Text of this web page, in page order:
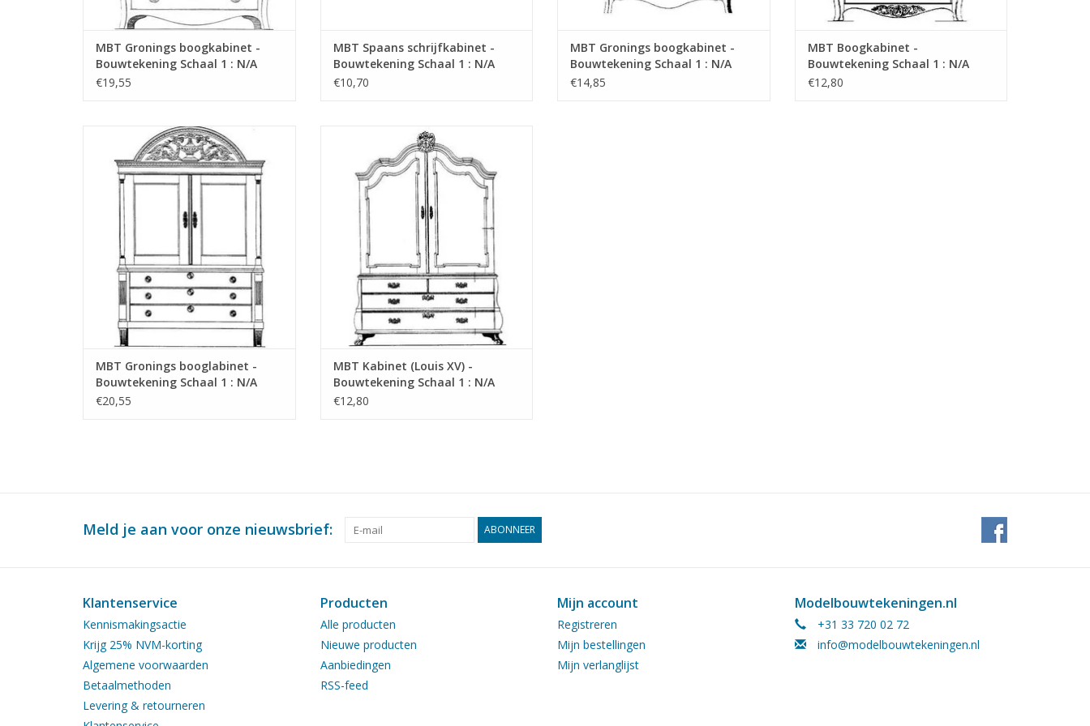
MBT Gronings boogkabinet -
Bouwtekening Schaal 1 : N/A
(45.16.005)
€19,55
MBT Spaans schrijfkabinet -
Bouwtekening Schaal 1 : N/A
(45.16.006)
€10,70
MBT Gronings boogkabinet -
Bouwtekening Schaal 1 : N/A
(45.16.007)
€14,85
MBT Boogkabinet -
Bouwtekening Schaal 1 : N/A
(45.16.008)
€12,80
MBT Gronings booglabinet -
Bouwtekening Schaal 1 : N/A (45.16.009)
TOEVOEGEN AAN WINKELWAGEN
MBT Gronings booglabinet -
Bouwtekening Schaal 1 : N/A
(45.16.009)
€20,55
MBT Kabinet (Louis XV) - Bouwtekening
Schaal 1 : N/A (45.16.010)
TOEVOEGEN AAN WINKELWAGEN
MBT Kabinet (Louis XV) -
Bouwtekening Schaal 1 : N/A
(45.16.010)
€12,80
Meld je aan voor onze nieuwsbrief: ABONNEER
Klantenservice
Kennismakingsactie
Krijg 25% NVM-korting
Algemene voorwaarden
Betaalmethoden
Levering & retourneren
Producten
Alle producten
Nieuwe producten
Aanbiedingen
RSS-feed
Mijn account
Registreren
Mijn bestellingen
Mijn verlanglijst
Modelbouwtekeningen.nl
+31 33 720 02 72
info@modelbouwtekeningen.nl